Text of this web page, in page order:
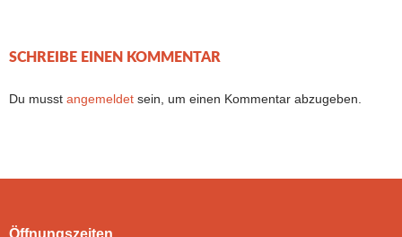
SCHREIBE EINEN KOMMENTAR
Du musst angemeldet sein, um einen Kommentar abzugeben.